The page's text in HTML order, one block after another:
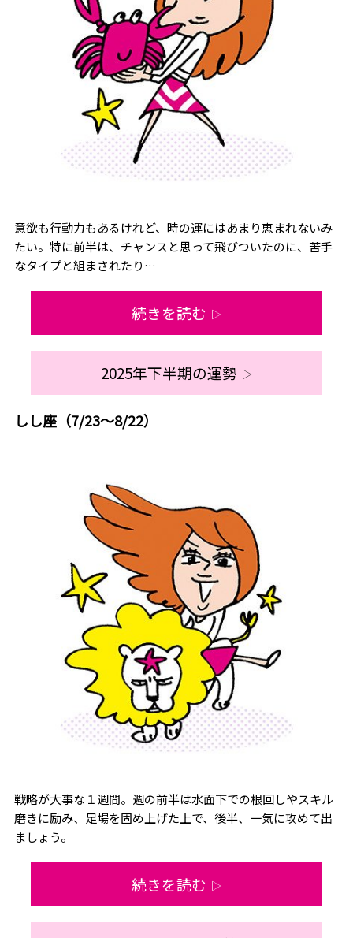
意欲も行動力もあるけれど、時の運にはあまり恵まれないみ
たい。特に前半は、チャンスと思って飛びついたのに、苦手
なタイプと組まされたり…
続きを読む ▷
2025年下半期の運勢 ▷
しし座（7/23～8/22）
戦略が大事な１週間。週の前半は水面下での根回しやスキル
磨きに励み、足場を固め上げた上で、後半、一気に攻めて出
ましょう。
続きを読む ▷